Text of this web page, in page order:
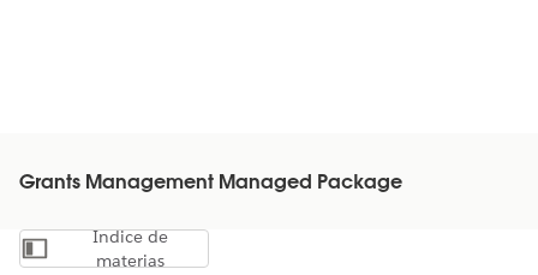
Grants Management Managed Package
Mostrar índice de materias
Índice de
materias